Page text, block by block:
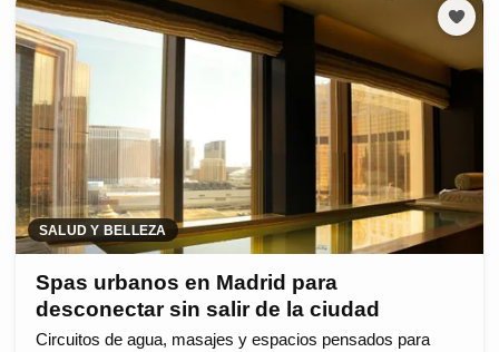
SALUD Y BELLEZA
Spas urbanos en Madrid para
desconectar sin salir de la ciudad
Circuitos de agua, masajes y espacios pensados para